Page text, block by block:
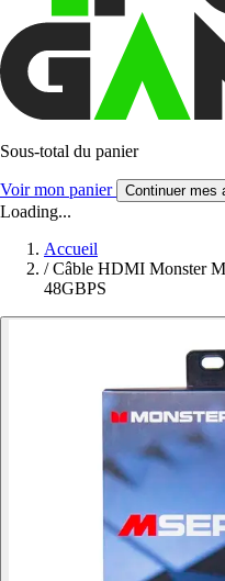
Sous-total du panier
Voir mon panier Continuer mes
Loading...
Accueil
/ Câble HDMI Monster
48GBPS